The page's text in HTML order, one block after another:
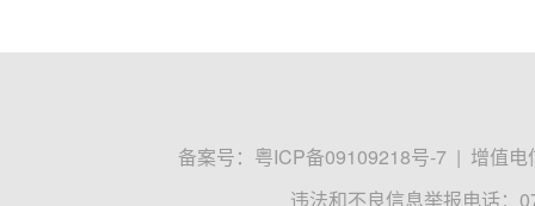
备案号： 粤ICP备09109218号-7 | 增值电
违法和不良信息举报电话：